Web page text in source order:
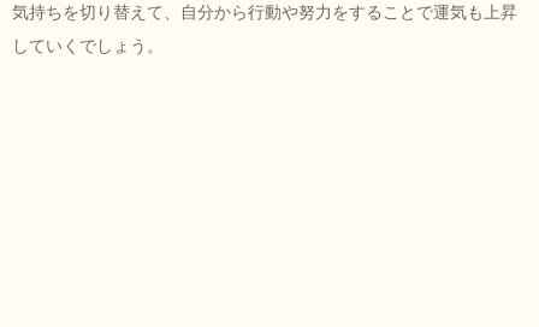
気持ちを切り替えて、自分から行動や努力をすることで運気も上昇
していくでしょう。